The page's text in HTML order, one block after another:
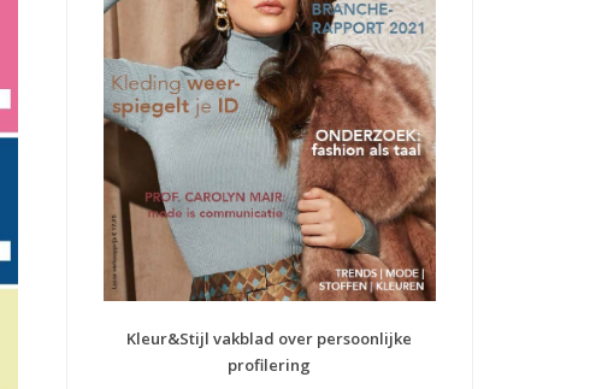
Kleur&Stijl vakblad over persoonlijke
profilering